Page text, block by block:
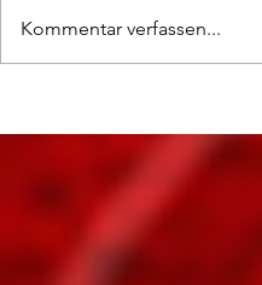
Kommentar verfassen...